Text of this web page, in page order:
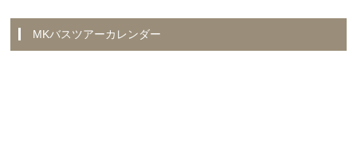
MKバスツアーカレンダー